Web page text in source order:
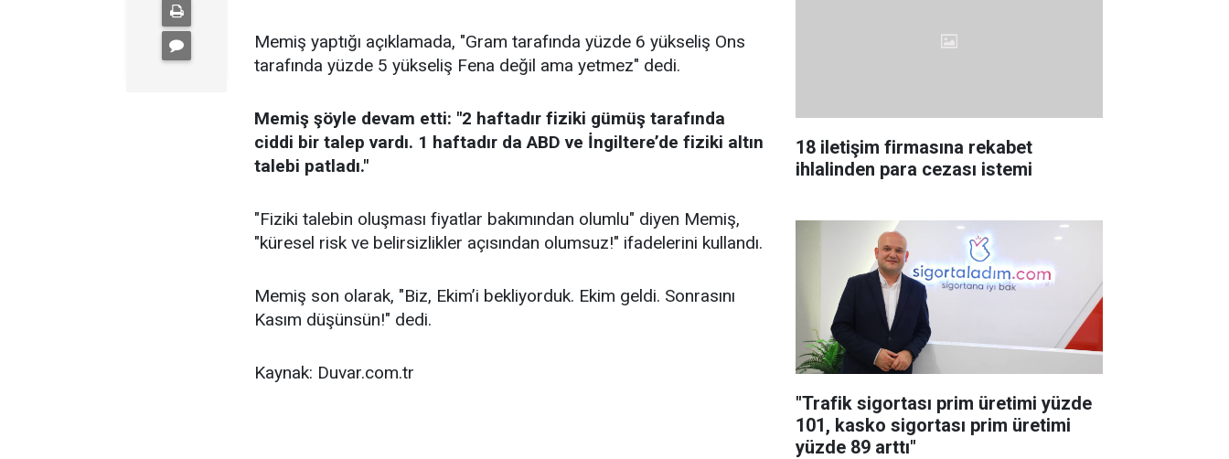
Memiş yaptığı açıklamada, "Gram tarafında yüzde 6 yükseliş Ons
tarafında yüzde 5 yükseliş Fena değil ama yetmez" dedi.
Memiş şöyle devam etti: "2 haftadır fiziki gümüş tarafında
ciddi bir talep vardı. 1 haftadır da ABD ve İngiltere’de fiziki altın
talebi patladı."
"Fiziki talebin oluşması fiyatlar bakımından olumlu" diyen Memiş,
"küresel risk ve belirsizlikler açısından olumsuz!" ifadelerini kullandı.
Memiş son olarak, "Biz, Ekim’i bekliyorduk. Ekim geldi. Sonrasını
Kasım düşünsün!" dedi.
Kaynak: Duvar.com.tr
18 iletişim firmasına rekabet
ihlalinden para cezası istemi
"Trafik sigortası prim üretimi yüzde
101, kasko sigortası prim üretimi
yüzde 89 arttı"